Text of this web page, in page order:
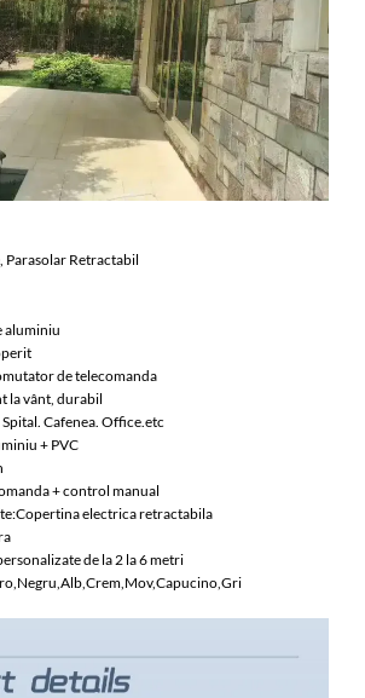
Retractabil
aluminiu
de telecomanda
la vânt, durabil
Cafenea. Office.etc
+ PVC
+ control manual
electrica retractabila
de la 2 la 6 metri